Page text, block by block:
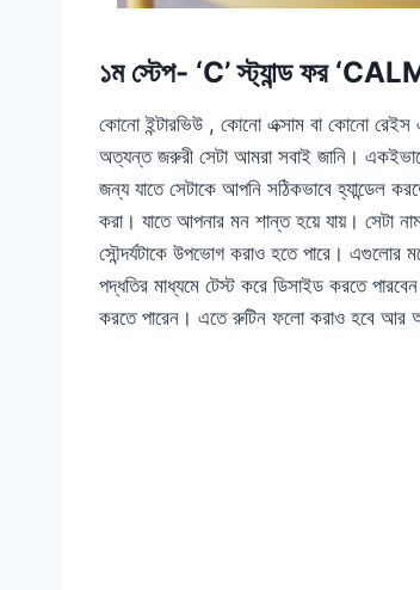
১ম স্টেপ- ‘C’ স্ট্যান্ড ফর
কোনো ইন্টারভিউ , কোনো এক্সাম বা কোনো
অত্যন্ত জরুরী সেটা আমরা সবাই জানি।
জন্য যাতে সেটাকে আপনি সঠিকভাবে হ্যান্ডেল
করা। যাতে আপনার মন শান্ত হয়ে যায়। সেটা
সৌন্দর্যটাকে উপভোগ করাও হতে পারে। এগুলোর
পদ্ধতির মাধ্যমে টেস্ট করে ডিসাইড করতে
করতে পারেন। এতে রুটিন ফলো করাও হবে আর